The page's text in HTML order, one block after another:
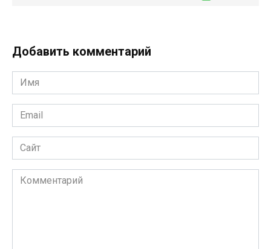
Добавить комментарий
Имя
*
Email
*
Сайт
Комментарий